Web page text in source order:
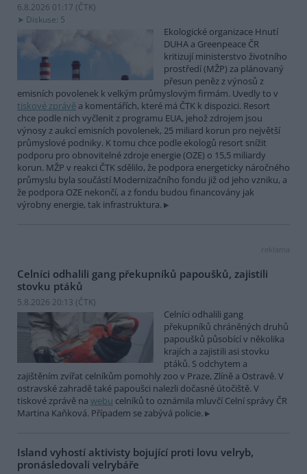
6.8.2026 01:17 (ČTK)
Diskuse: 5
Ekologické organizace Hnutí
DUHA a Greenpeace ČR
kritizují ministerstvo životního
prostředí (MŽP) za plánovaný
přesun peněz z výnosů z
emisních povolenek k velkým průmyslovým firmám. Uvedly to v
tiskové zprávě a komentářích, které má ČTK k dispozici. Resort
chce podle nich vyčlenit z programu EUA, jehož zdrojem jsou
výnosy z aukcí emisních povolenek, 25 miliard korun pro největší
průmyslové podniky. K tomu chce podle ekologů resort snížit
podporu pro obnovitelné zdroje energie (OZE) o 15,5 miliardy
korun. MŽP v reakci ČTK sdělilo, že podpora energeticky náročného
průmyslu byla součástí Modernizačního fondu již od jeho vzniku, a
že podpora OZE nekončí, a z fondu budou financovány jak
výrobny energie, tak infrastruktura.
reklama
Celníci odhalili gang překupníků papoušků, zajistili
stovku ptáků
5.8.2026 20:13 (ČTK)
Celníci odhalili gang
překupníků chráněných druhů
papoušků působící v několika
krajích a zajistili asi stovku
ptáků. S odchytem a
zajištěním zvířat celníkům pomohly zoo v Praze, Zlíně a Ostravě. V
ostravské zahradě také papoušci nalezli dočasné útočiště. V
tiskové zprávě na webu celníků to oznámila mluvčí Celní správy ČR
Martina Kaňková. Případem se zabývá policie.
Island vyhostí aktivisty bojující proti lovu velryb,
pronásledovali velrybáře